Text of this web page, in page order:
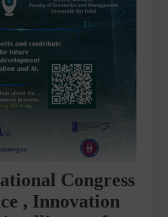
Congress
, Innovation